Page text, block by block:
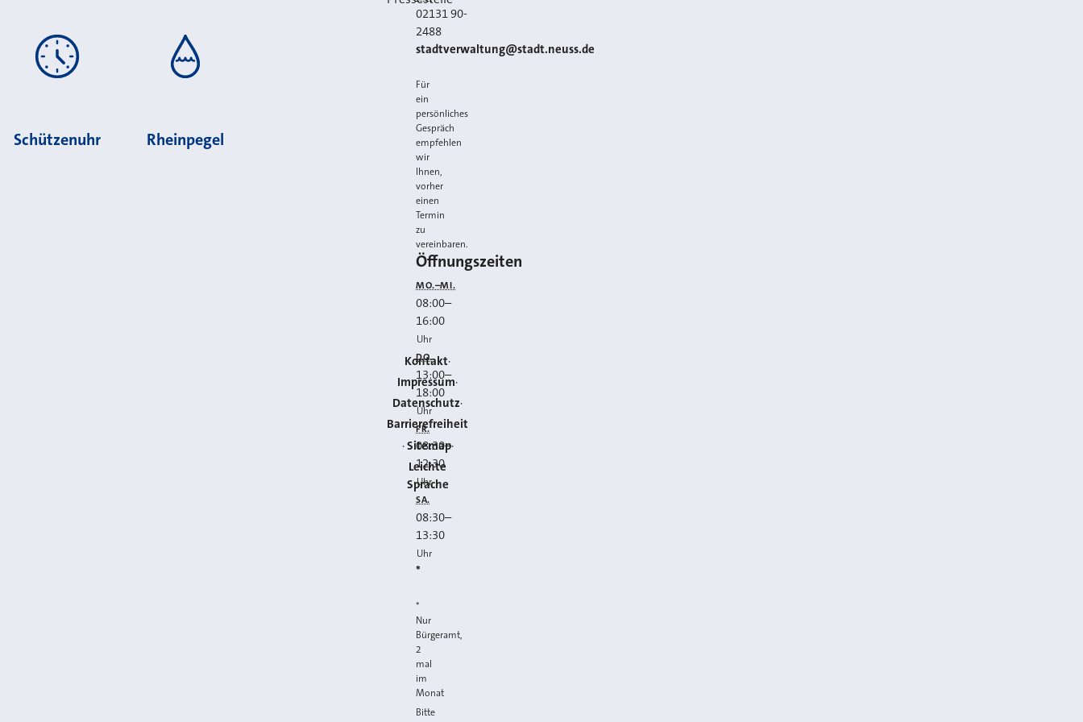
Schützenuhr Rheinpegel
Kontakt
Impressum
Datenschutz
Barrierefreiheit
Sitemap
Leichte
Sprache
02131 90-
2488
E-MAIL
stadtverwaltung@stadt.neuss.de
Für
ein
persönliches
Gespräch
empfehlen
wir
Ihnen,
vorher
einen
Termin
zu
vereinbaren.
Öffnungszeiten
MO.–MI.
08:00–
16:00
Uhr
DO.
13:00–
18:00
Uhr
FR.
08:30–
12:30
Uhr
SA.
08:30–
13:30
Uhr
*
*
Nur
Bürgeramt,
2
mal
im
Monat
Bitte